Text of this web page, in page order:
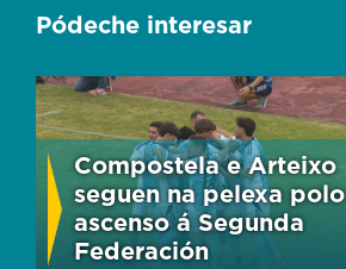
Pódeche interesar
Compostela e Arteixo
seguen na pelexa polo
ascenso á Segunda
Federación